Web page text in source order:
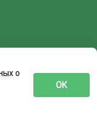
о
ОК